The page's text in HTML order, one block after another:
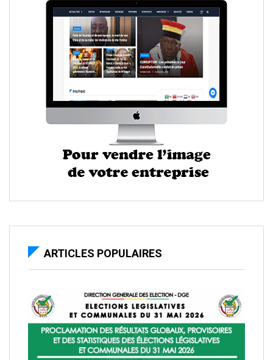
ARTICLES POPULAIRES